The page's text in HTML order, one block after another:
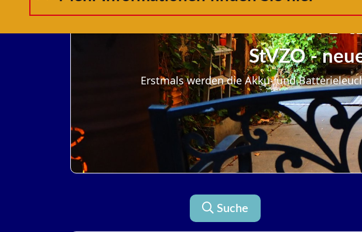
StVZO -
Erstmals werden die Akku- und
Suche